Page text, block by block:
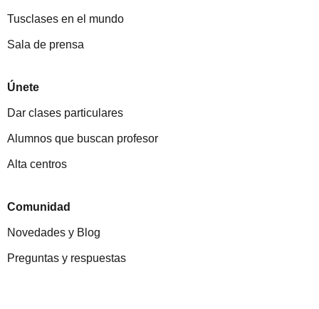
Tusclases en el mundo
Sala de prensa
Únete
Dar clases particulares
Alumnos que buscan profesor
Alta centros
Comunidad
Novedades y Blog
Preguntas y respuestas